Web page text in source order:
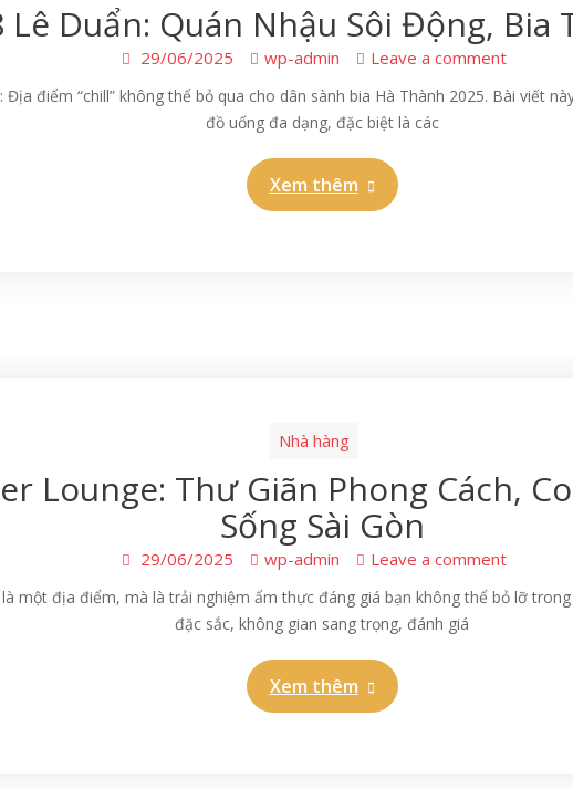
Lê Duẩn: Quán Nhậu Sôi Động, Bia
29/06/2025 wp-admin Leave a comment
Địa điểm “chill” không thể bỏ qua cho dân sành bia Hà Thành 2025. Bài viết
đồ uống đa dạng, đặc biệt là các
Xem thêm
Nhà hàng
Lounge: Thư Giãn Phong Cách,
Sống Sài Gòn
29/06/2025 wp-admin Leave a comment
một địa điểm, mà là trải nghiệm ẩm thực đáng giá bạn không thể bỏ lỡ
đặc sắc, không gian sang trọng, đánh giá
Xem thêm